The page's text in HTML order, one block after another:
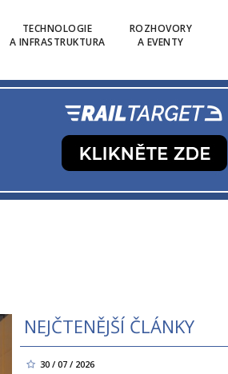
TECHNOLOGIE
A INFRASTRUKTURA
ROZHOVORY
A EVENTY
NEJČTENĚJŠÍ ČLÁNKY
30 / 07 / 2026